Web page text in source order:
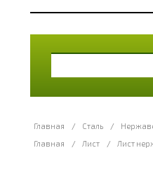
Главная / Сталь /
Главная
/ Лист / Лист